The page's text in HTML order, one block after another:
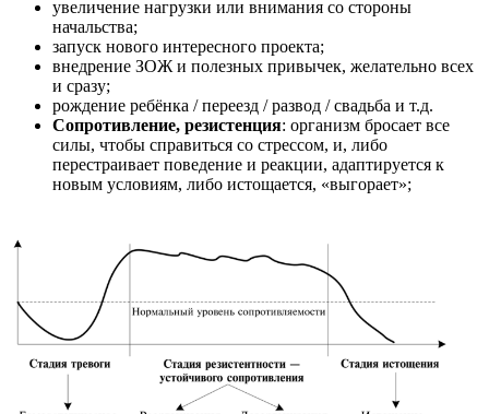
увеличение нагрузки или внимания со стороны
начальства;
запуск нового интересного проекта;
внедрение ЗОЖ и полезных привычек, желательно всех
и сразу;
рождение ребёнка / переезд / развод / свадьба и т.д.
Сопротивление, резистенция: организм бросает все
силы, чтобы справиться со стрессом, и, либо
перестраивает поведение и реакции, адаптируется к
новым условиям, либо истощается, «выгорает»;